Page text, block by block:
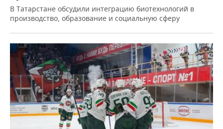
В Татарстане обсудили интеграцию биотехнологий в
производство, образование и социальную сферу